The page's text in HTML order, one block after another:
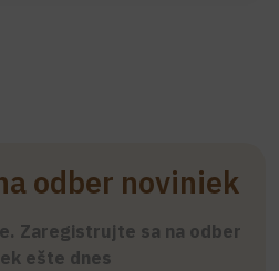
odber noviniek
Zaregistrujte sa na odber
ešte dnes